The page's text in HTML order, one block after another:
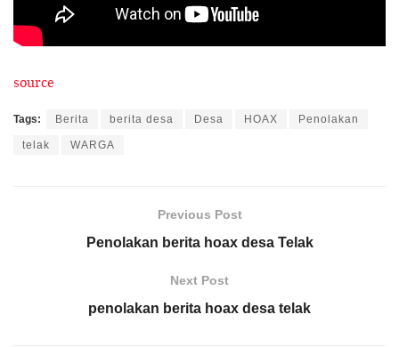
source
Tags: Berita berita desa Desa HOAX Penolakan
telak WARGA
Previous Post
Penolakan berita hoax desa Telak
Next Post
penolakan berita hoax desa telak